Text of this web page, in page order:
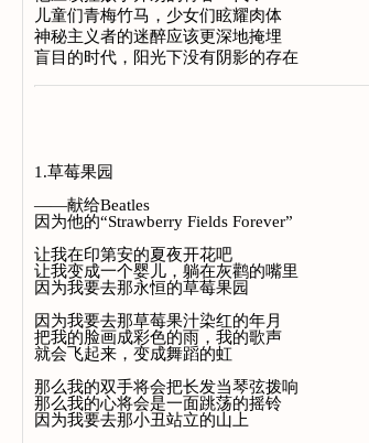
儿童们青梅竹马，少女们眩耀肉体
神秘主义者的迷醉应该更深地掩埋
盲目的时代，阳光下没有阴影的存在
1.草莓果园
——献给Beatles
因为他的“Strawberry Fields Forever”
让我在印第安的夏夜开花吧
让我变成一个婴儿，躺在灰鹳的嘴里
因为我要去那永恒的草莓果园
因为我要去那草莓果汁染红的年月
把我的脸画成彩色的雨，我的歌声
就会飞起来，变成舞蹈的虹
那么我的双手将会把长发当琴弦拨响
那么我的心将会是一面跳荡的摇铃
因为我要去那小丑站立的山上